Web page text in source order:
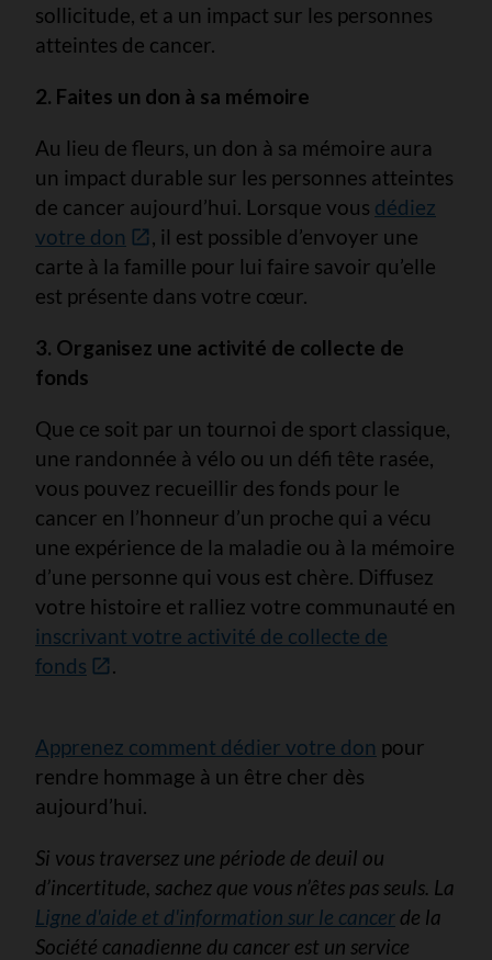
sollicitude, et a un impact sur les personnes
atteintes de cancer.
2. Faites un don à sa mémoire
Au lieu de fleurs, un don à sa mémoire aura
un impact durable sur les personnes atteintes
de cancer aujourd’hui. Lorsque vous dédiez
votre don
, il est possible d’envoyer une
carte à la famille pour lui faire savoir qu’elle
est présente dans votre cœur.
3. Organisez une activité de collecte de
fonds
Que ce soit par un tournoi de sport classique,
une randonnée à vélo ou un défi tête rasée,
vous pouvez recueillir des fonds pour le
cancer en l’honneur d’un proche qui a vécu
une expérience de la maladie ou à la mémoire
d’une personne qui vous est chère. Diffusez
votre histoire et ralliez votre communauté en
inscrivant votre activité de collecte de
fonds
.
Apprenez comment dédier votre don pour
rendre hommage à un être cher dès
aujourd’hui.
Si vous traversez une période de deuil ou
d’incertitude, sachez que vous n’êtes pas seuls. La
Ligne d'aide et d'information sur le cancer de la
Société canadienne du cancer est un service